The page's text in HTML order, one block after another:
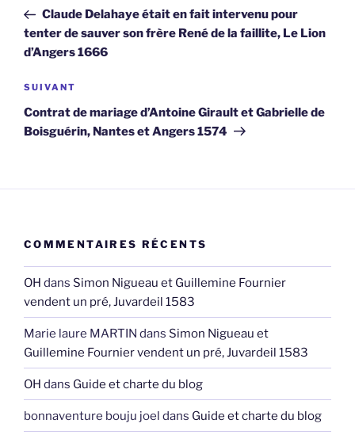
l’article
précédent
Claude Delahaye était en fait intervenu pour
tenter de sauver son frère René de la faillite, Le Lion
d’Angers 1666
Article
suivant
SUIVANT
Contrat de mariage d’Antoine Girault et Gabrielle de
Boisguérin, Nantes et Angers 1574
COMMENTAIRES RÉCENTS
OH dans Simon Nigueau et Guillemine Fournier
vendent un pré, Juvardeil 1583
Marie laure MARTIN dans Simon Nigueau et
Guillemine Fournier vendent un pré, Juvardeil 1583
OH dans Guide et charte du blog
bonnaventure bouju joel dans Guide et charte du blog